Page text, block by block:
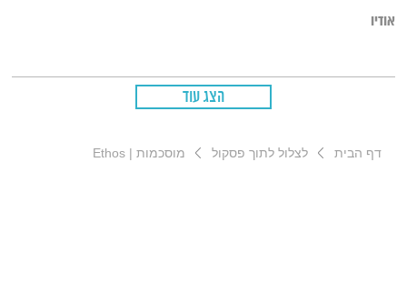
אודיו
הצג עוד
דף הבית לצלול לתוך פסקול מוסכמות | Ethos